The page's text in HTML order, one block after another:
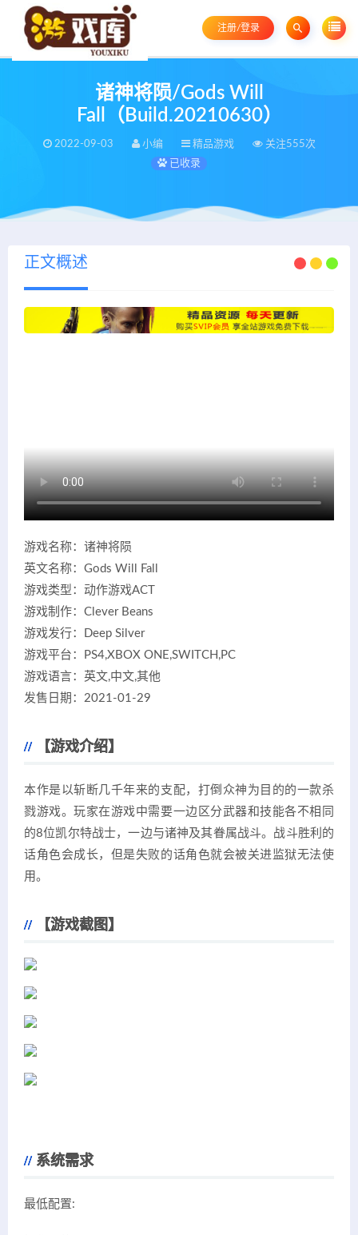
注册/登录
诸神将陨/Gods Will
Fall（Build.20210630）
2022-09-03 小编 精品游戏
关注555次
已收录
正文概述
游戏名称：诸神将陨
英文名称：Gods Will Fall
游戏类型：动作游戏ACT
游戏制作：Clever Beans
游戏发行：Deep Silver
游戏平台：PS4,XBOX ONE,SWITCH,PC
游戏语言：英文,中文,其他
发售日期：2021-01-29
【游戏介绍】
本作是以斩断几千年来的支配，打倒众神为目的的一款杀
戮游戏。玩家在游戏中需要一边区分武器和技能各不相同
的8位凯尔特战士，一边与诸神及其眷属战斗。战斗胜利的
话角色会成长，但是失败的话角色就会被关进监狱无法使
用。
【游戏截图】
系统需求
最低配置: